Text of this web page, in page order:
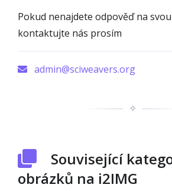
Pokud nenajdete odpověď na
kontaktujte nás prosím
admin@sciweavers.org
✧
Související
obrázků na i2IMG